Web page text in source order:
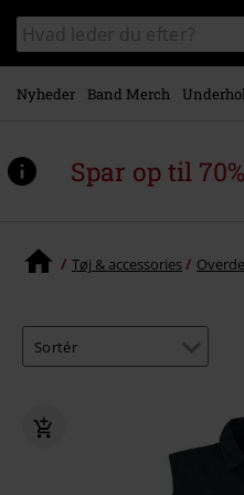
Gå til
hovedindhold
Søg
sortiment
Nyheder Band Merch
Spar op til
Tøj & accessories